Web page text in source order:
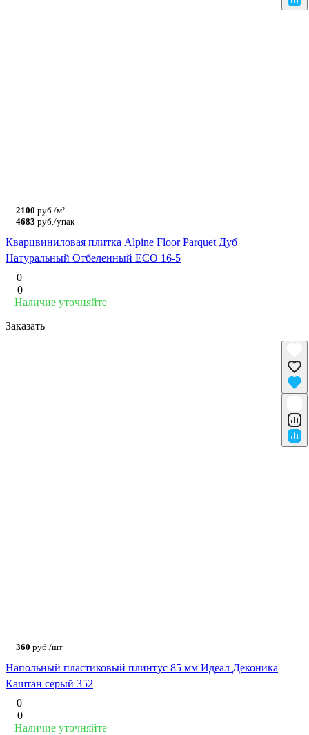
2100 руб./м²
4683 руб./упак
Кварцвиниловая плитка Alpine Floor Parquet Дуб
Натуральный Отбеленный ECO 16-5
0
0
Наличие уточняйте
Заказать
360 руб./шт
Напольный пластиковый плинтус 85 мм Идеал Деконика
Каштан серый 352
0
0
Наличие уточняйте